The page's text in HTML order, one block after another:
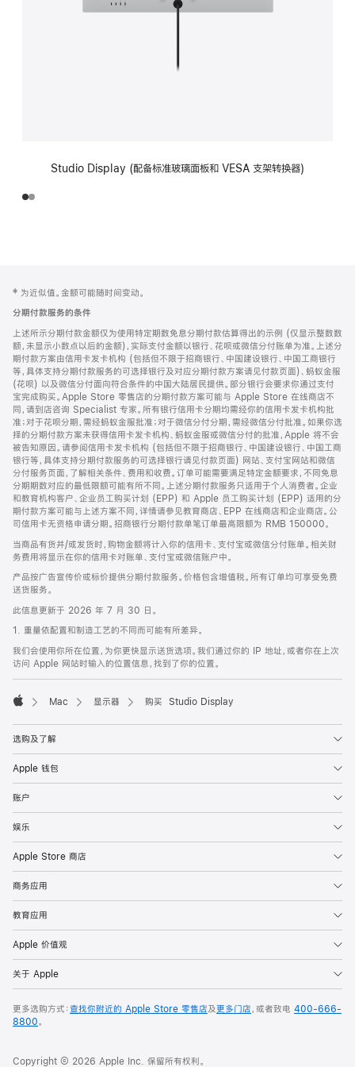
Studio Display (配备标准玻璃面板和 VESA 支架转换器)
页
页
脚
注
‡ 为近似值。金额可能随时间变动。
分期付款服务的条件
上述所示分期付款金额仅为使用特定期数免息分期付款估算得出的示例 (仅显示整数数
额，未显示小数点以后的金额)，实际支付金额以银行、花呗或微信分付账单为准。上述分
期付款方案由信用卡发卡机构 (包括但不限于招商银行、中国建设银行、中国工商银行
等，具体支持分期付款服务的可选择银行及对应分期付款方案请见付款页面)、蚂蚁金服
(花呗) 以及微信分付面向符合条件的中国大陆居民提供。部分银行会要求你通过支付
宝完成购买。Apple Store 零售店的分期付款方案可能与 Apple Store 在线商店不
同，请到店咨询 Specialist 专家。所有银行信用卡分期均需经你的信用卡发卡机构批
准；对于花呗分期，需经蚂蚁金服批准；对于微信分付分期，需经微信分付批准。如果你选
择的分期付款方案未获得信用卡发卡机构、蚂蚁金服或微信分付的批准，Apple 将不会
被告知原因。请参阅信用卡发卡机构 (包括但不限于招商银行、中国建设银行、中国工商
银行等，具体支持分期付款服务的可选择银行请见付款页面) 网站、支付宝网站和微信
分付服务页面，了解相关条件、费用和收费。订单可能需要满足特定金额要求，不同免息
分期期数对应的最低限额可能有所不同。上述分期付款服务只适用于个人消费者。企业
和教育机构客户、企业员工购买计划 (EPP) 和 Apple 员工购买计划 (EPP) 适用的分
期付款方案可能与上述方案不同，详情请参见教育商店、EPP 在线商店和企业商店。公
司信用卡无资格申请分期。招商银行分期付款单笔订单最高限额为 RMB 150000。
当商品有货并/或发货时，购物金额将计入你的信用卡、支付宝或微信分付账单。相关财
务费用将显示在你的信用卡对账单、支付宝或微信账户中。
产品按广告宣传价或标价提供分期付款服务。价格包含增值税。所有订单均可享受免费
送货服务。
此信息更新于 2026 年 7 月 30 日。
1. 重量依配置和制造工艺的不同而可能有所差异。
我们会使用你所在位置，为你更快显示送货选项。我们通过你的 IP 地址，或者你在上次
访问 Apple 网站时输入的位置信息，找到了你的位置。
Mac 显示器 购买 Studio Display
选购及了解
Apple 钱包
账户
娱乐
Apple Store 商店
商务应用
教育应用
Apple 价值观
关于 Apple
更多选购方式：查找你附近的 Apple Store 零售店及更多门店，或者致电 400-666-
8800。
Copyright © 2026 Apple Inc. 保留所有权利。